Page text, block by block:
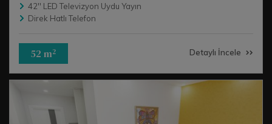
42'' LED Televizyon Uydu Yayın
Direk Hatlı Telefon
52 m2 Detaylı İncele